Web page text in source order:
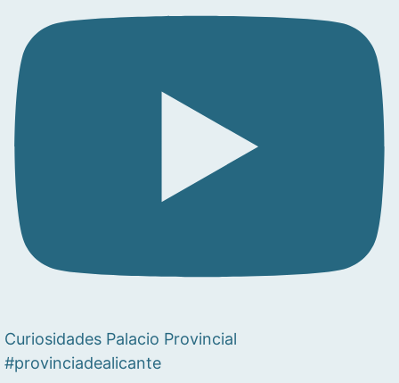
Curiosidades Palacio Provincial
#provinciadealicante